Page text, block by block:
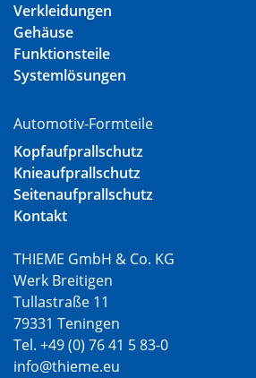
Verkleidungen
Gehäuse
Funktionsteile
Systemlösungen
Automotiv-Formteile
Kopfaufprallschutz
Knieaufprallschutz
Seitenaufprallschutz
Kontakt
THIEME GmbH & Co. KG
Werk Breitigen
Tullastraße 11
79331 Teningen
Tel. +49 (0) 76 41 5 83-0
info@thieme.eu